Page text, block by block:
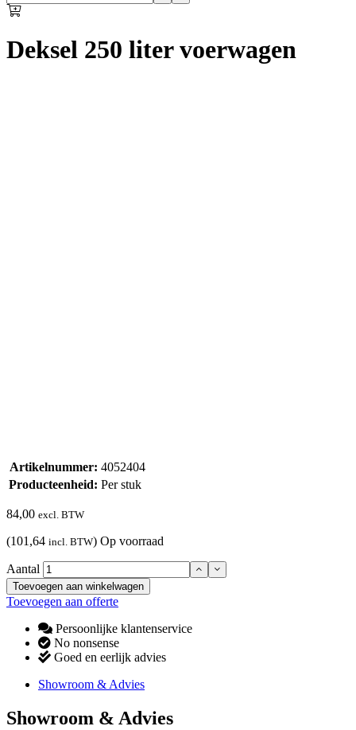
Deksel 250 liter voerwagen
Artikelnummer: 4052404
Producteenheid: Per stuk
84,00 excl. BTW
(101,64 incl. BTW) Op voorraad
Aantal
Toevoegen aan winkelwagen
Toevoegen aan offerte
Persoonlijke klantenservice
No nonsense
Goed en eerlijk advies
Showroom & Advies
Showroom & Advies